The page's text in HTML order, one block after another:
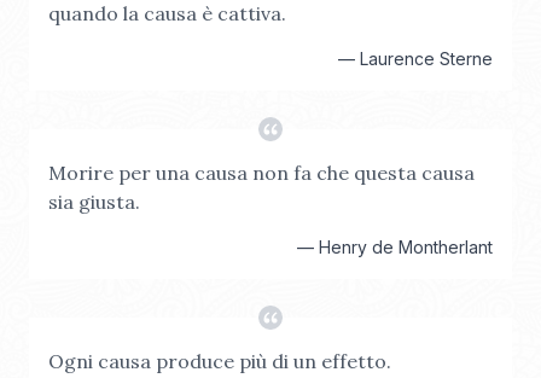
quando la causa è cattiva.
— Laurence Sterne
Morire per una causa non fa che questa causa
sia giusta.
— Henry de Montherlant
Ogni causa produce più di un effetto.